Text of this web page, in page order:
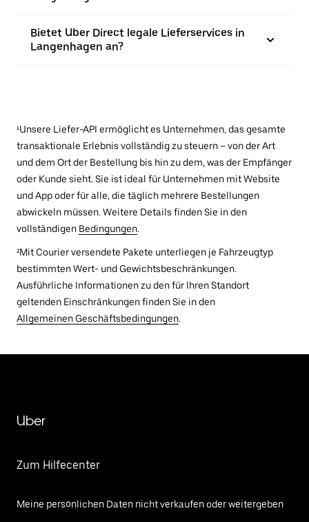
Bietet Uber Direct legale Lieferservices in
Langenhagen an?
¹Unsere Liefer-API ermöglicht es Unternehmen, das gesamte
transaktionale Erlebnis vollständig zu steuern – von der Art
und dem Ort der Bestellung bis hin zu dem, was der Empfänger
oder Kunde sieht. Sie ist ideal für Unternehmen mit Website
und App oder für alle, die täglich mehrere Bestellungen
abwickeln müssen. Weitere Details finden Sie in den
vollständigen Bedingungen.
²Mit Courier versendete Pakete unterliegen je Fahrzeugtyp
bestimmten Wert- und Gewichtsbeschränkungen.
Ausführliche Informationen zu den für Ihren Standort
geltenden Einschränkungen finden Sie in den
Allgemeinen Geschäftsbedingungen.
Uber
Zum Hilfecenter
Meine persönlichen Daten nicht verkaufen oder weitergeben